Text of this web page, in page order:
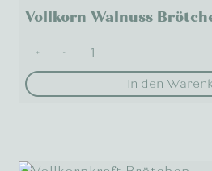
Vollkorn Walnuss
+ -
In den